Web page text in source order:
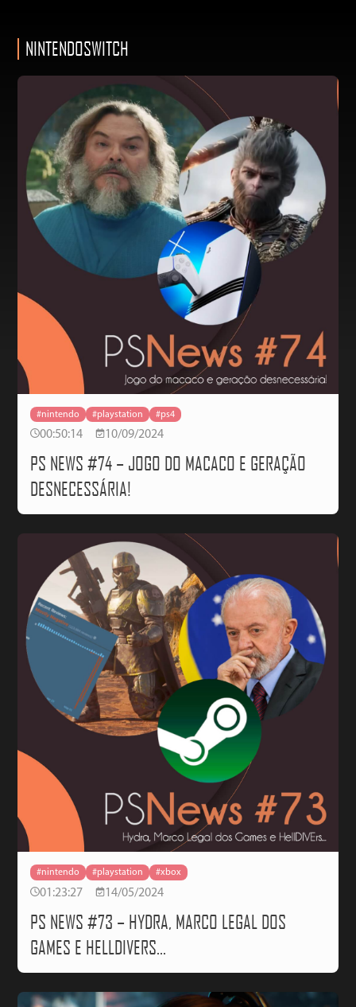
NINTENDOSWITCH
#nintendo #playstation #ps4
00:50:14 10/09/2024
PS NEWS #74 – JOGO DO MACACO E GERAÇÃO
DESNECESSÁRIA!
#nintendo #playstation #xbox
01:23:27 14/05/2024
PS NEWS #73 – HYDRA, MARCO LEGAL DOS
GAMES E HELLDIVERS…